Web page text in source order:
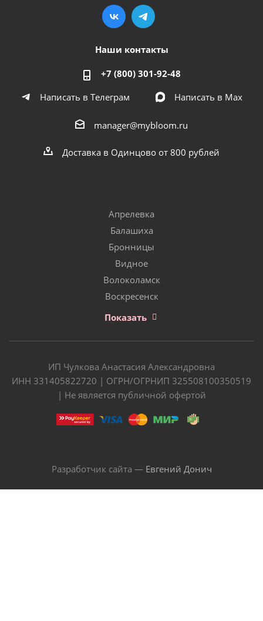
Наши контакты
+7 (800) 301-92-48
Написать в Телеграм
Написать в Мах
manager@mybloom.ru
Доставка в Одинцово от 800 рублей
Апрелевка
Балашиха
Бронницы
Видное
Волоколамск
Воскресенск
Показать
ИП Чулкова Анастасия Александровна
ИНН 331405822720 | ОГРН/ОГРНИП 325508100350519
| Не является публичной офертой
Разработчик сайта — Евгений Донич